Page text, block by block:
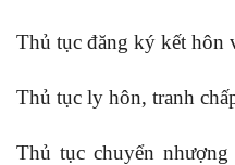
Thủ tục đăng ký kết hôn
Thủ tục ly hôn, tranh
Thủ tục chuyển